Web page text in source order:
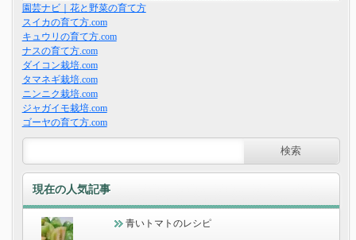
園芸ナビ｜花と野菜の育て方
スイカの育て方.com
キュウリの育て方.com
ナスの育て方.com
ダイコン栽培.com
タマネギ栽培.com
ニンニク栽培.com
ジャガイモ栽培.com
ゴーヤの育て方.com
現在の人気記事
青いトマトのレシピ